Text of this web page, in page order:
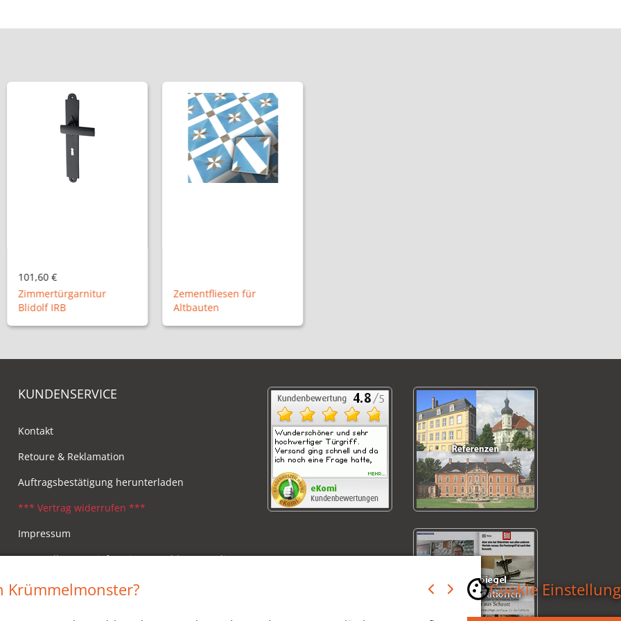
101,60 €
Zimmertürgarnitur
Blidolf IRB
Zementfliesen für
Altbauten
KUNDENSERVICE
Kontakt
Retoure & Reklamation
Auftragsbestätigung herunterladen
*** Vertrag widerrufen ***
Impressum
Versandkosten, Lieferzeiten & Zahlungsmodi
Widerrufsbelehrung
Krümmelmonster? Cookie